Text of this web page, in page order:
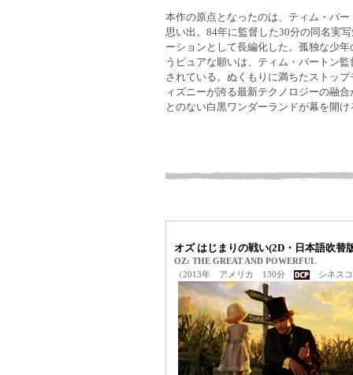
本作の原点となったのは、ティム・バ
思い出。84年に監督した30分の同名実
ーションとして長編化した。孤独な少
うピュアな願いは、ティム・バートン
されている。ぬくもりに満ちたストッ
ィズニーが誇る最新テクノロジーの融
とのない白黒ワンダーランドが幕を開け
オズ はじまりの戦い(2D・日本語吹替
OZ: THE GREAT AND POWERFUL
（2013年 アメリカ 130分
シネス